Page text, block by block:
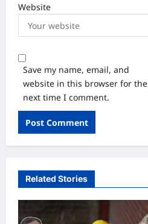
Website
Save my name, email, and
website in this browser for the
next time I comment.
Related Stories